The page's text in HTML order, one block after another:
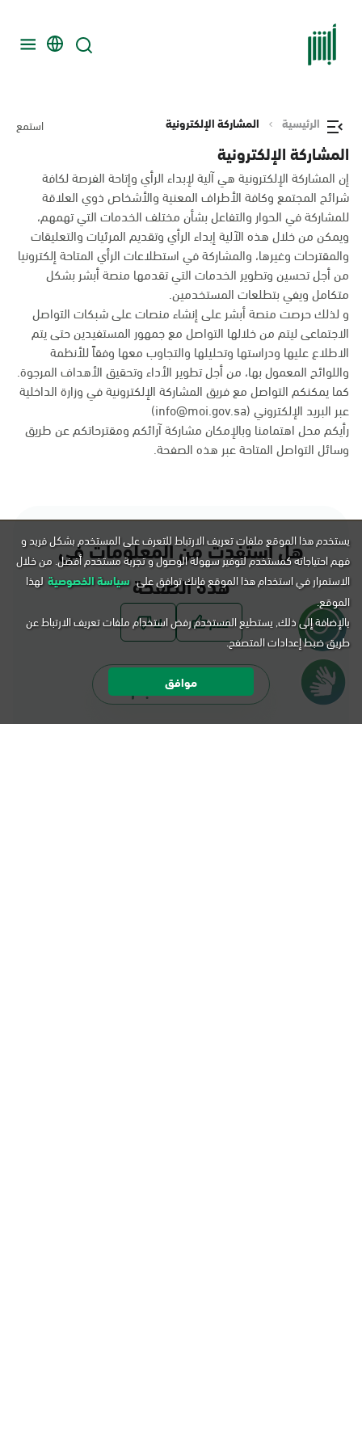
الرئيسية المشاركة الإلكترونية استمع
المشاركة الإلكترونية
إن المشاركة الإلكترونية هي آلية لإبداء الرأي وإتاحة الفرصة لكافة
شرائح المجتمع وكافة الأطراف المعنية والأشخاص ذوي العلاقة
للمشاركة في الحوار والتفاعل بشأن مختلف الخدمات التي تهمهم،
ويمكن من خلال هذه الآلية إبداء الرأي وتقديم المرئيات والتعليقات
والمقترحات وغيرها، والمشاركة في استطلاعات الرأي المتاحة إلكترونيا
من أجل تحسين وتطوير الخدمات التي تقدمها منصة أبشر بشكل
متكامل ويفي بتطلعات المستخدمين.
و لذلك حرصت منصة أبشر على إنشاء منصات على شبكات التواصل
الاجتماعى ليتم من خلالها التواصل مع جمهور المستفيدين حتى يتم
الاطلاع عليها ودراستها وتحليلها والتجاوب معها وفقاً للأنظمة
واللوائح المعمول بها، من أجل تطوير الأداء وتحقيق الأهداف المرجوة.
كما يمكنكم التواصل مع فريق المشاركة الإلكترونية في وزارة الداخلية
عبر البريد الإلكتروني (info@moi.gov.sa)
رأيكم محل اهتمامنا وبالإمكان مشاركة آرائكم ومقترحاتكم عن طريق
وسائل التواصل المتاحة عبر هذه الصفحة.
هل استفدت من المعلومات في
هذه الصفحة
عدد المشاركات: 96071 مشاركة (71%) أعجبهم المحتوى
تسجيل الدخول لـ
يستخدم هذا الموقع ملفات تعريف الارتباط للتعرف على المستخدم بشكل فريد و
فهم احتياجاته كمستخدم لتوفير سهولة الوصول و تجربة مستخدم أفضل. من خلال
الاستمرار في استخدام هذا الموقع فإنك توافق على سياسة الخصوصية لهذا
الموقع.
بالإضافة إلى ذلك, يستطيع المستخدم رفض استخدام ملفات تعريف الارتباط عن
طريق ضبط إعدادات المتصفح.
موافق